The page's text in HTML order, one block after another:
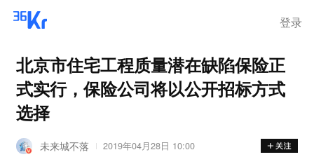
登录
北京市住宅工程质量潜在缺陷保险正
式实行，保险公司将以公开招标方式
选择
未来城不落 2019年04月28日 10:00